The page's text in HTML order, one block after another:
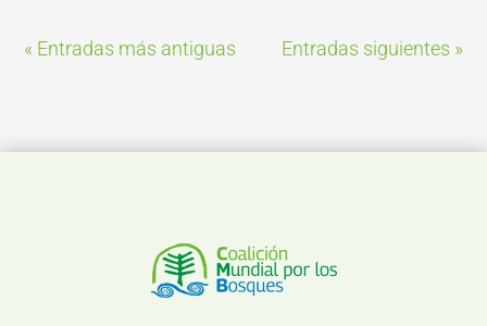
« Entradas más antiguas Entradas siguientes »